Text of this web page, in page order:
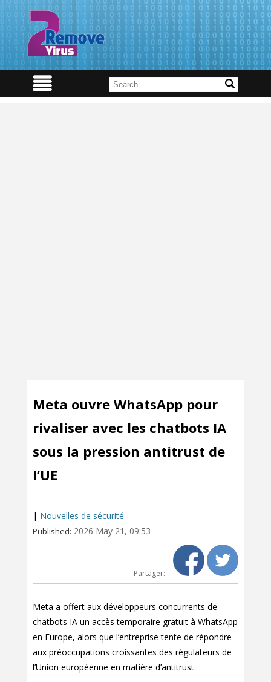
Meta ouvre WhatsApp pour
rivaliser avec les chatbots IA
sous la pression antitrust de
l’UE
| Nouvelles de sécurité
Published: 2026 May 21, 09:53
Partager:
Meta a offert aux développeurs concurrents de
chatbots IA un accès temporaire gratuit à WhatsApp
en Europe, alors que l’entreprise tente de répondre
aux préoccupations croissantes des régulateurs de
l’Union européenne en matière d’antitrust.